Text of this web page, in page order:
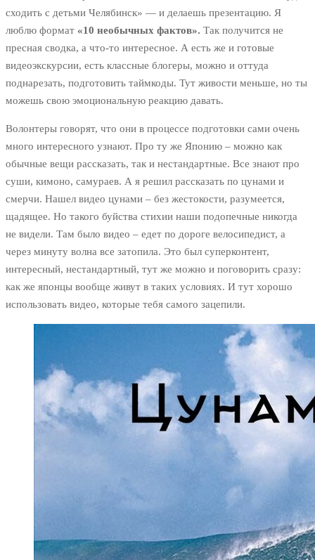
сходить с детьми Челябинск» — и делаешь презентацию. Я
люблю формат «10 необычных фактов». Так получится не
пресная сводка, а что-то интересное. А есть же и готовые
видеоэкскурсии, есть классные блогеры, можно и оттуда
поднарезать, подготовить таймкоды. Тут живости меньше, но ты
можешь свою эмоциональную реакцию давать.
Волонтеры говорят, что они в процессе подготовки сами очень
много интересного узнают. Про ту же Японию – можно как
обычные вещи рассказать, так и нестандартные. Все знают про
суши, кимоно, самураев. А я решил рассказать по цунами и
смерчи. Нашел видео цунами – без жестокости, разумеется,
щадящее. Но такого буйства стихии наши подопечные никогда
не видели. Там было видео – едет по дороге велосипедист, а
через минуту волна все затопила. Это был суперконтент,
интересный, нестандартный, тут же можно и поговорить сразу:
как же японцы вообще живут в таких условиях. И тут хорошо
использовать видео, которые тебя самого зацепили.